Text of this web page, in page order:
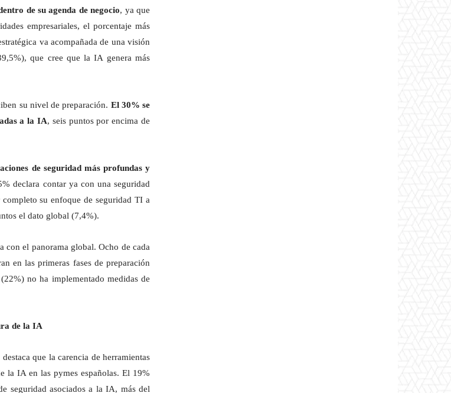
de su agenda de negocio, ya que
empresariales, el porcentaje más
va acompañada de una visión
que cree que la IA genera más
su nivel de preparación. El 30% se
a la IA, seis puntos por encima de
de seguridad más profundas y
declara contar ya con una seguridad
su enfoque de seguridad TI a
el dato global (7,4%).
con el panorama global. Ocho de cada
en las primeras fases de preparación
no ha implementado medidas de
de la IA
que la carencia de herramientas
la IA en las pymes españolas. El 19%
seguridad asociados a la IA, más del